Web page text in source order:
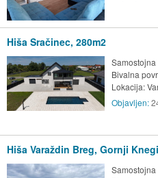
Hiša Sračinec, 280m2
Samostojna
Bivalna
Lokacija:
Objavljen:
Hiša Varaždin Breg, Gornji
Samostojna